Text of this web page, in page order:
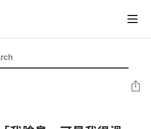
Share